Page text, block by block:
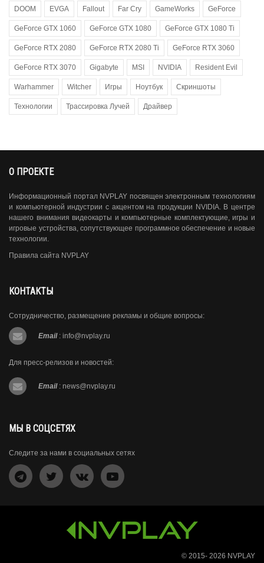
DOOM EVGA Fallout Far Cry GameWorks GeForce
GeForce GTX 1060 GeForce GTX 1080 GeForce GTX 1080 Ti
GeForce RTX 2080 GeForce RTX 2080 Ti GeForce RTX 3060
GeForce RTX 3070 Gigabyte MSI NVIDIA Resident Evil
Warhammer Witcher Игры Ноутбук Скриншоты
Технологии Трассировка Лучей Драйвер
О ПРОЕКТЕ
Информационный портал NVPLAY посвящен электронным технологиям
и компьютерной индустрии с акцентом на продукции NVIDIA. В центре
нашего внимания видеокарты и компьютерные комплектующие, игры и
игровые устройства, сопутствующее программное обеспечение и новые
технологии.
Правила сайта NVPLAY
КОНТАКТЫ
Сотрудничество, размещение рекламы и общие вопросы:
Email : info@nvplay.ru
Для пресс-релизов и новостей:
Email : news@nvplay.ru
МЫ В СОЦСЕТЯХ
Следите за нами в социальных сетях
© 2015- 2026 NVPLAY